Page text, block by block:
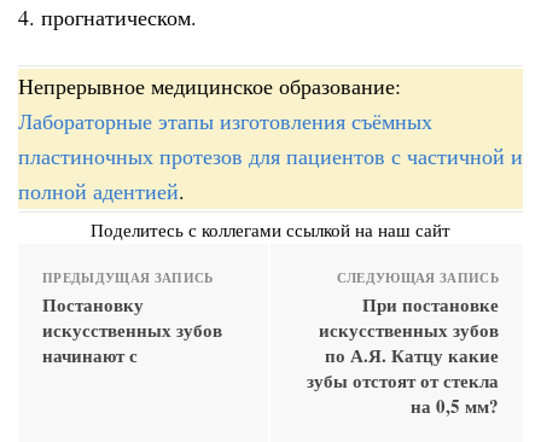
4. прогнатическом.
Непрерывное медицинское образование:
Лабораторные этапы изготовления съёмных
пластиночных протезов для пациентов с частичной и
полной адентией.
Поделитесь с коллегами ссылкой на наш сайт
ПРЕДЫДУЩАЯ ЗАПИСЬ
Постановку
искусственных зубов
начинают с
СЛЕДУЮЩАЯ ЗАПИСЬ
При постановке
искусственных зубов
по А.Я. Катцу какие
зубы отстоят от стекла
на 0,5 мм?